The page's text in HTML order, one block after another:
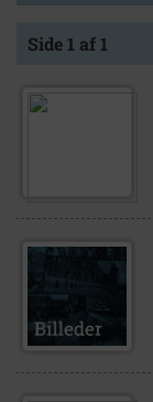
Side 1 af 1